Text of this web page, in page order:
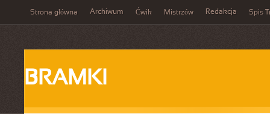
Strona główna Archiwum Ćwik Mistrzów Redakcja Spis
BRAMKI